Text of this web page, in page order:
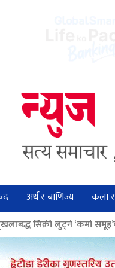
अर्थ र बाणिज्य कला
समूह’का नाइकेसहित पाँच